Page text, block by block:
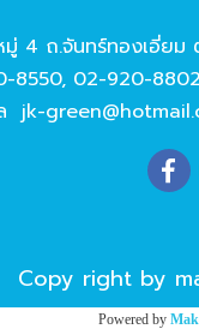
4 ถ.จันทร์ทองเอี่ยม
8550, 02-920-8802
jk-
Copy right by
Powered by